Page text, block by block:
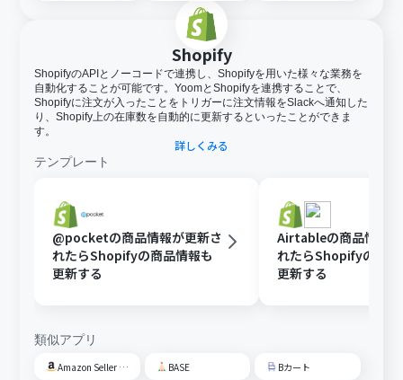
Shopify
ShopifyのAPIとノーコードで連携し、Shopifyを用いた様々な業務を
自動化することが可能です。YoomとShopifyを連携することで、
Shopifyに注文が入ったことをトリガーに注文情報をSlackへ通知した
り、Shopify上の在庫数を自動的に更新するといったことができま
す。
詳しくみる
テンプレート
@pocketの商品情報が更新さ
れたらShopifyの商品情報も
更新する
Airtableの商品情報
れたらShopifyの商品
更新する
類似アプリ
Amazon Seller Central BASE Bカート